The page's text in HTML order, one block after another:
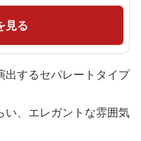
見る
出するセパレートタイプ
い、エレガントな雰囲気